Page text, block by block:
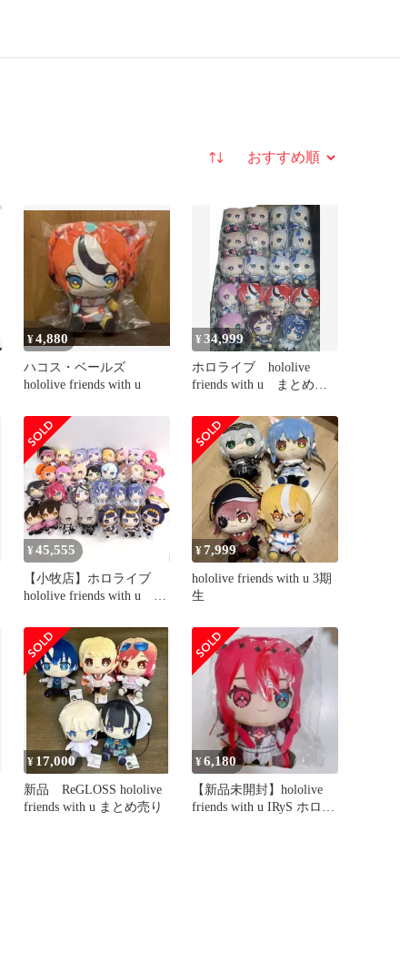
並び替え
¥4,880
ハコス・ベールズ
hololive friends with u
¥34,999
ホロライブ hololive
friends with u まとめ売
¥45,555
【小牧店】ホロライブ
hololive friends with u ぬ
セット※被りあり
【I718-6427】
¥7,999
hololive friends with u 3期
生
¥ 17,000
新品 ReGLOSS hololive
friends with u まとめ売り
¥6,180
【新品未開封】hololive
friends with u IRyS ホロフ